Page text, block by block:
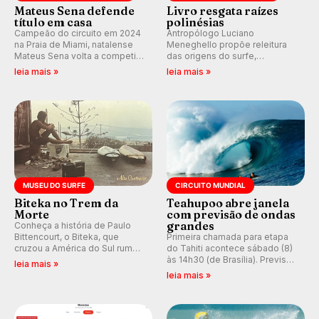
Mateus Sena defende
título em casa
Campeão do circuito em 2024
na Praia de Miami, natalense
Mateus Sena volta a competir
em casa em busca de manter a
leia mais »
Livro resgata raízes
polinésias
Antropólogo Luciano
Meneghello propõe releitura
das origens do surfe,
resgatando a cultura polinésia
prática em esporte e indústria.
leia mais »
MUSEU DO SURFE
Biteka no Trem da
Morte
Conheça a história de Paulo
Bittencourt, o Biteka, que
cruzou a América do Sul rumo
ao Pacífico em uma jornada
leia mais »
CIRCUITO MUNDIAL
Teahupoo abre janela
com previsão de ondas
grandes
Primeira chamada para etapa
do Tahiti acontece sábado (8)
às 14h30 (de Brasília). Previsão
indica swell consistente.
Kelly Slater convidado.
leia mais »